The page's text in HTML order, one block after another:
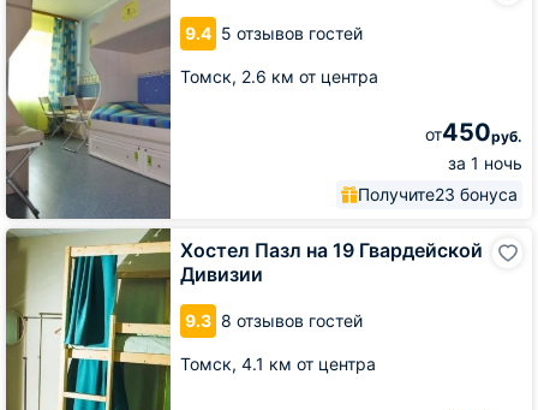
9.4 5 отзывов гостей
Томск, 2.6 км от центра
от450руб.
за 1 ночь
Получите23 бонуса
floor
Хостел Пазл на 19 Гвардейской
Дивизии
9.3 8 отзывов гостей
Томск, 4.1 км от центра
Хостел
Пазл
Гвардейской
Дивизии